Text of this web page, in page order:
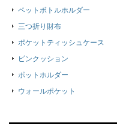
ペットボトルホルダー
三つ折り財布
ポケットティッシュケース
ピンクッション
ポットホルダー
ウォールポケット